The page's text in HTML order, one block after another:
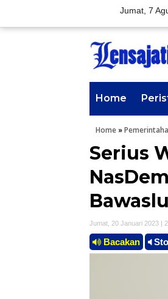
Jumat, 7
Home
Home »
Serius
Jumat, 20 Januari 2023 |
Bacakan